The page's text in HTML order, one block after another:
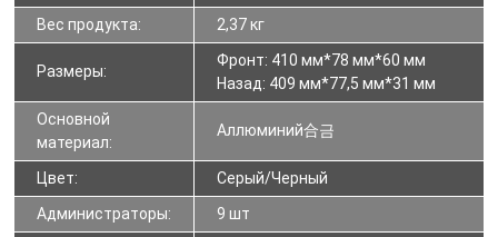
Вес продукта: 2,37 кг
Размеры:
Фронт: 410 мм*78 мм*60 мм
Назад: 409 мм*77,5 мм*31 мм
Основной
материал:
Аллюминий合금
Цвет:
Серый/Черный
Администраторы:
9 шт